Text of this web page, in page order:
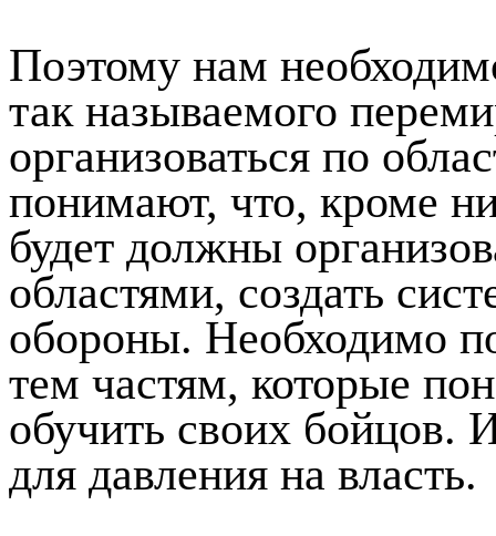
Поэтому нам
так называемого
организоваться по
понимают, что, кроме
будет должны
областями, создать
обороны. Необходимо
тем частям, которые
обучить своих бойцов.
для давления на власть.